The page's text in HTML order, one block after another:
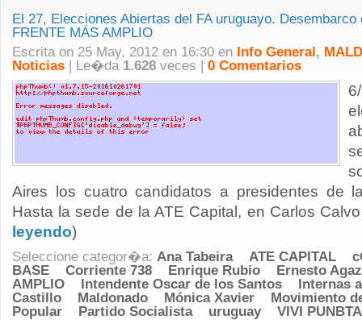
El 27, Elecciones Abiertas del FA uruguayo. Desembarco
FRENTE MÁS AMPLIO
Escrita on 25 May, 2012 en 16:30 en Info General,
Noticias | Le�da 1.628 veces | 0 Comentarios
Aires los cuatro candidatos a presidentes de
Hasta la sede de la ATE Capital, en Carlos
leyendo)
Seleccione categor�a: Ana Tabeira ATE CAPITAL
BASE
Corriente 738 Enrique Rubio
Ernesto
AMPLIO
Intendente Oscar de los Santos
Internas
Castillo
Maldonado Mónica Xavier
Movimiento
Popular
Partido Socialista uruguay VIVI PUNBTA